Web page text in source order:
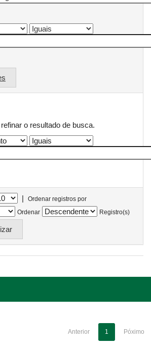
o resultado de busca.
|
Ordenar registros por
Ordenar
Registro(s)
Anterior 1 Póximo